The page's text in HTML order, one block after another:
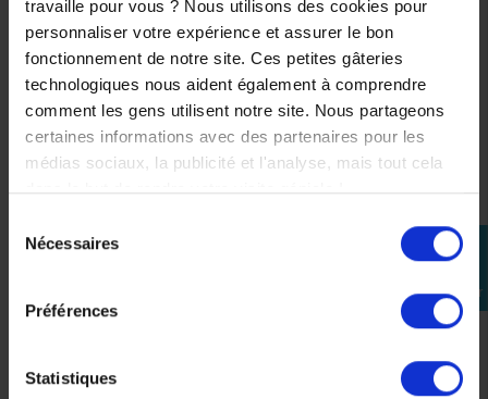
travaille pour vous ? Nous utilisons des cookies pour
personnaliser votre expérience et assurer le bon
fonctionnement de notre site. Ces petites gâteries
technologiques nous aident également à comprendre
comment les gens utilisent notre site. Nous partageons
certaines informations avec des partenaires pour les
médias sociaux, la publicité et l'analyse, mais tout cela
dans le but de rendre votre visite géniale !
Nécessaires
Préférences
Statistiques
perm_identity
connecter
Kit Transmission Yamaha Tmax 530 2017-2019